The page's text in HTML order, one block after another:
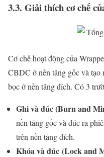
3.3. Giải thích cơ chế
Cơ chế hoạt động của
CBDC ở nền tảng gốc và
bọc ở nền tảng đích. Có 3
Ghi và đúc (Burn and
nền tảng gốc và đúc ra
trên nền tảng đích.
Khóa và đúc (Lock and